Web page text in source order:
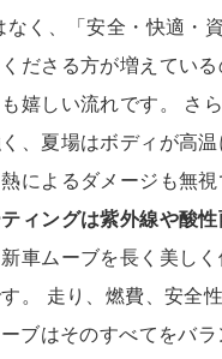
なく、「安全・快適・
ださる方が増えてい
嬉しい流れです。 さ
、夏場はボディが高
によるダメージも無視
ィングは紫外線や酸
車ムーブを長く美し
。 走り、燃費、安全
ブはそのすべてをバラ